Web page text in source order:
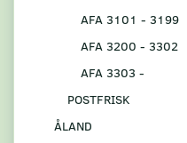
AFA 3101 - 3199
AFA 3200 - 3302
AFA 3303 -
POSTFRISK
ÅLAND